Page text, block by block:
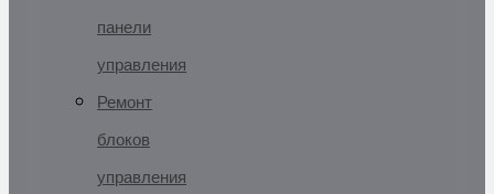
панели
управления
Ремонт
блоков
управления